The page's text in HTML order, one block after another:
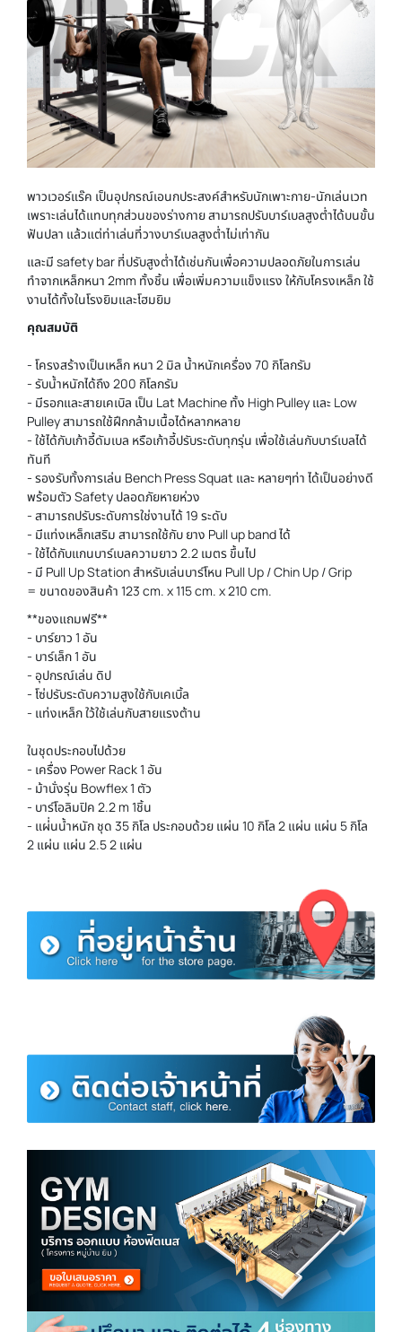
พาวเวอร์แร๊ค เป็นอุปกรณ์เอนกประสงค์สำหรับนักเพาะกาย-นักเล่นเวท
เพราะเล่นได้แทบทุกส่วนของร่างกาย สามารถปรับบาร์เบลสูงต่ำได้บนขั้น
ฟันปลา แล้วแต่ท่าเล่นที่วางบาร์เบลสูงต่ำไม่เท่ากัน
และมี safety bar ที่ปรับสูงต่ำได้เช่นกันเพื่อความปลอดภัยในการเล่น
ทำจากเหล็กหนา 2mm ทั้งชิ้น เพื่อเพิ่มความแข็งแรง ให้กับโครงเหล็ก ใช้
งานได้ทั้งในโรงยิมและโฮมยิม
คุณสมบัติ
- โครงสร้างเป็นเหล็ก หนา 2 มิล น้ำหนักเครื่อง 70 กิโลกรัม
- รับน้ำหนักได้ถึง 200 กิโลกรัม
- มีรอกและสายเคเบิล เป็น Lat Machine ทั้ง High Pulley และ Low
Pulley สามารถใช้ฝึกกล้ามเนื้อได้หลากหลาย
- ใช้ได้กับเก้าอี้ดัมเบล หรือเก้าอี้ปรับระดับทุกรุ่น เพื่อใช้เล่นกับบาร์เบลได้
ทันที
- รองรับทั้งการเล่น Bench Press Squat และ หลายๆท่า ได้เป็นอย่างดี
พร้อมตัว Safety ปลอดภัยหายห่วง
- สามารถปรับระดับการใช่งานได้ 19 ระดับ
- มีแท่งเหล็กเสริม สามารถใช้กับ ยาง Pull up band ได้
- ใช้ได้กับแกนบาร์เบลความยาว 2.2 เมตร ขึ้นไป
- มี Pull Up Station สำหรับเล่นบาร์โหน Pull Up / Chin Up / Grip
= ขนาดของสินค้า 123 cm. x 115 cm. x 210 cm.
**ของแถมฟรี**
- บาร์ยาว 1 อัน
- บาร์เล็ก 1 อัน
- อุปกรณ์เล่น ดิป
- โซ่ปรับระดับความสูงใช้กับเคเบิ้ล
- แท่งเหล็ก ใว้ใช้เล่นกับสายแรงต้าน
ในชุดประกอบไปด้วย
- เครื่อง Power Rack 1 อัน
- ม้านั่งรุ่น Bowflex 1 ตัว
- บาร์โอลิมปิค 2.2 m 1ชิ้น
- แผ่่นน้ำหนัก ชุด 35 กิโล ประกอบด้วย แผ่น 10 กิโล 2 แผ่น แผ่น 5 กิโล
2 แผ่น แผ่น 2.5 2 แผ่น